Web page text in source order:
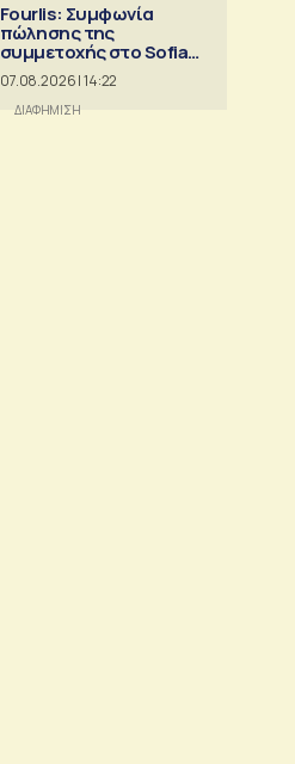
Fourlis: Συμφωνία
πώλησης της
συμμετοχής στο Sofia
South Ring MalI
07.08.2026 | 14:22